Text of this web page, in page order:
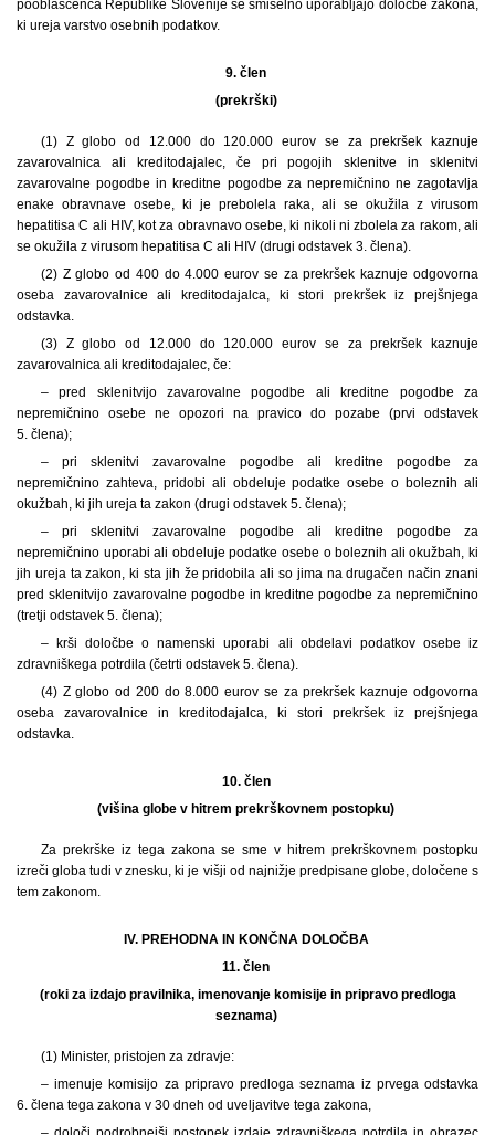
pooblaščenca Republike Slovenije se smiselno uporabljajo določbe zakona,
ki ureja varstvo osebnih podatkov.
9. člen
(prekrški)
(1) Z globo od 12.000 do 120.000 eurov se za prekršek kaznuje
zavarovalnica ali kreditodajalec, če pri pogojih sklenitve in sklenitvi
zavarovalne pogodbe in kreditne pogodbe za nepremičnino ne zagotavlja
enake obravnave osebe, ki je prebolela raka, ali se okužila z virusom
hepatitisa C ali HIV, kot za obravnavo osebe, ki nikoli ni zbolela za rakom, ali
se okužila z virusom hepatitisa C ali HIV (drugi odstavek 3. člena).
(2) Z globo od 400 do 4.000 eurov se za prekršek kaznuje odgovorna
oseba zavarovalnice ali kreditodajalca, ki stori prekršek iz prejšnjega
odstavka.
(3) Z globo od 12.000 do 120.000 eurov se za prekršek kaznuje
zavarovalnica ali kreditodajalec, če:
– pred sklenitvijo zavarovalne pogodbe ali kreditne pogodbe za
nepremičnino osebe ne opozori na pravico do pozabe (prvi odstavek
5. člena);
– pri sklenitvi zavarovalne pogodbe ali kreditne pogodbe za
nepremičnino zahteva, pridobi ali obdeluje podatke osebe o boleznih ali
okužbah, ki jih ureja ta zakon (drugi odstavek 5. člena);
– pri sklenitvi zavarovalne pogodbe ali kreditne pogodbe za
nepremičnino uporabi ali obdeluje podatke osebe o boleznih ali okužbah, ki
jih ureja ta zakon, ki sta jih že pridobila ali so jima na drugačen način znani
pred sklenitvijo zavarovalne pogodbe in kreditne pogodbe za nepremičnino
(tretji odstavek 5. člena);
– krši določbe o namenski uporabi ali obdelavi podatkov osebe iz
zdravniškega potrdila (četrti odstavek 5. člena).
(4) Z globo od 200 do 8.000 eurov se za prekršek kaznuje odgovorna
oseba zavarovalnice in kreditodajalca, ki stori prekršek iz prejšnjega
odstavka.
10. člen
(višina globe v hitrem prekrškovnem postopku)
Za prekrške iz tega zakona se sme v hitrem prekrškovnem postopku
izreči globa tudi v znesku, ki je višji od najnižje predpisane globe, določene s
tem zakonom.
IV. PREHODNA IN KONČNA DOLOČBA
11. člen
(roki za izdajo pravilnika, imenovanje komisije in pripravo predloga
seznama)
(1) Minister, pristojen za zdravje:
– imenuje komisijo za pripravo predloga seznama iz prvega odstavka
6. člena tega zakona v 30 dneh od uveljavitve tega zakona,